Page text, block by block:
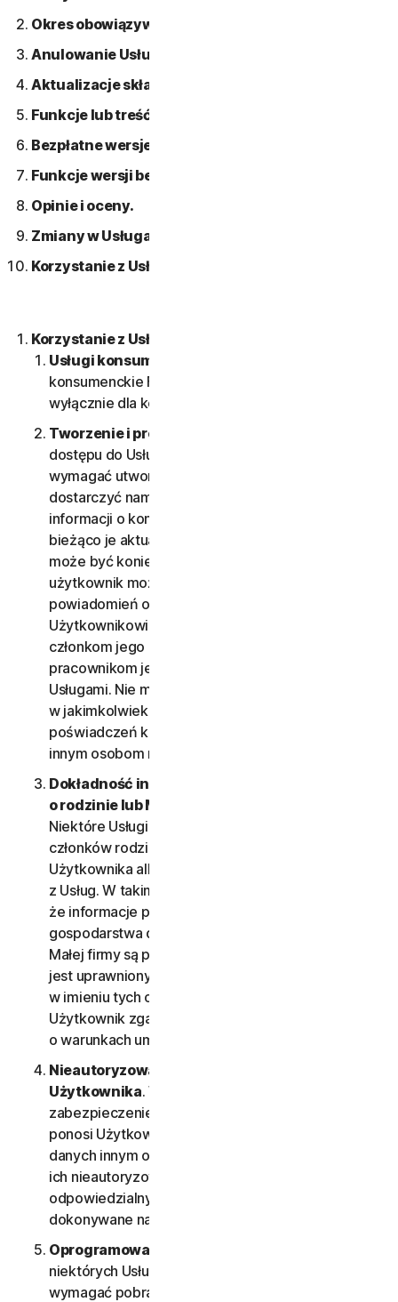
Okres obowiązywania Usługi.
Anulowanie Usługi.
Aktualizacje składników oprogramowania.
Funkcje lub treść od innych firm.
Bezpłatne wersje próbne.
Funkcje wersji beta.
Opinie i oceny.
Zmiany w Usługach.
Korzystanie z Usług w sieci.
Korzystanie z Usług.
Usługi konsumenckie i Usługi biznesowe.
konsumenckie Firmy są tworzone i przeznaczone
wyłącznie dla konsumentów, nie Małych firm.
Tworzenie i prowadzenie konta:
dostępu do Usług i korzystanie z nich może
wymagać utworzenia konta. Jest istotne, aby
dostarczyć nam dokładnych, pełnych i aktualnych
informacji o koncie (w tym adres e-mail konta) i na
bieżąco je aktualizować. W przeciwnym razie
może być konieczne zamknięcie konta, a
użytkownik może nie otrzymać istotnych
powiadomień o usłudze. Konto jest osobiste i służy
Użytkownikowi (lub, jeśli pozwala na to Usługa,
członkom jego gospodarstwa domowego lub
pracownikom jego Małej firmy) do zarządzania
Usługami. Nie może być używane przez inne osoby
w jakimkolwiek celu. Nie wolno sprzedawać
poświadczeń konta, przekazywać ich ani pozwalać
innym osobom na korzystanie z nich.
Dokładność informacji o Użytkowniku (w tym
o rodzinie lub Małej firmie Użytkownika).
Niektóre Usługi pozwalają na zarejestrowanie
członków rodziny lub pracowników Małej firmy
Użytkownika albo ich urządzeń w celu korzystania
z Usług. W takim wypadku Użytkownik oświadcza,
że informacje podane o nim bądź o członkach jego
gospodarstwa domowego lub pracownikach jego
Małej firmy są prawdziwe i dokładne, a Użytkownik
jest uprawniony do podania tych informacji
w imieniu tych osób oraz monitorowania ich kont.
Użytkownik zgadza się również powiadomić ich
o warunkach umowy LSA i uzyskać ich zgodę.
Nieautoryzowany dostęp do konta
Użytkownika. Wyłączną odpowiedzialność za
zabezpieczenie swojej nazwy użytkownika i hasła
ponosi Użytkownik. Nie należy udostępniać tych
danych innym osobom i należy informować nas o
ich nieautoryzowanym użyciu. Użytkownik jest
odpowiedzialny za wszystkie działania
dokonywane na koncie.
Oprogramowanie.
niektórych Usług i korzystanie z nich może
wymagać pobrania i instalacji określonego